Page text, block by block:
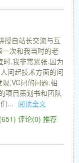
授自站长交流与互
次和我当时的老
时,我非常紧张.因为
问起技术方面的问
,VC问的问题,相
项目策划书和团队
... 阅读全文
评论(0) 推荐